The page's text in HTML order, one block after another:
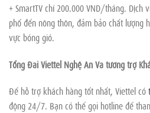
+ SmartTV chỉ 200.000 VND/tháng. Dịch
phố đến nông thôn, đảm bảo chất lượng
vực bóng gió.
Tổng Đài Viettel Nghệ An Và tương trợ
Để hỗ trợ khách hàng tốt nhất, Viettel có
động 24/7. Bạn có thể gọi hotline để